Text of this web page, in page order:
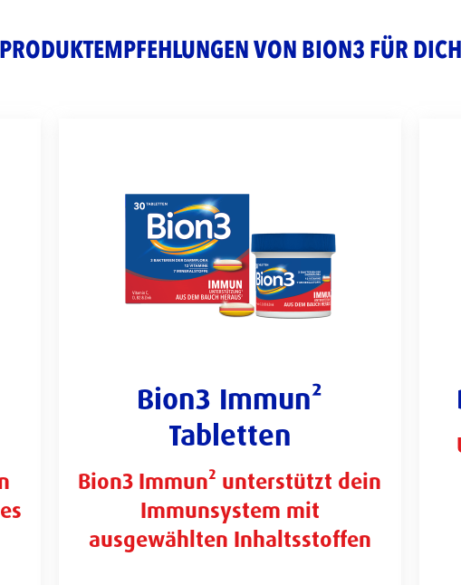
PRODUKTEMPFEHLUNGEN VON BION3 FÜR DICH
Bion3 Immun²
Tabletten
Bion3 Immun² unterstützt dein
Immunsystem mit
ausgewählten Inhaltsstoffen